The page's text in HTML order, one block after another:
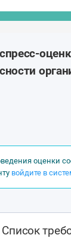
оценки
войдите в
Список